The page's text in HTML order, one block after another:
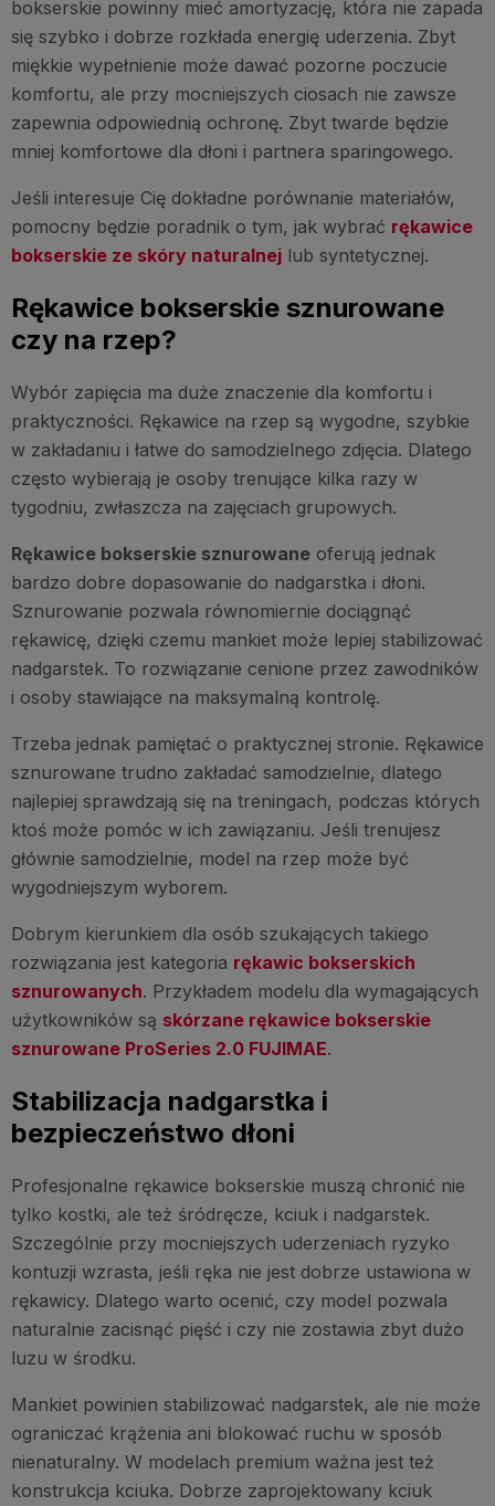
bokserskie powinny mieć amortyzację, która nie zapada
się szybko i dobrze rozkłada energię uderzenia. Zbyt
miękkie wypełnienie może dawać pozorne poczucie
komfortu, ale przy mocniejszych ciosach nie zawsze
zapewnia odpowiednią ochronę. Zbyt twarde będzie
mniej komfortowe dla dłoni i partnera sparingowego.
Jeśli interesuje Cię dokładne porównanie materiałów,
pomocny będzie poradnik o tym, jak wybrać rękawice
bokserskie ze skóry naturalnej lub syntetycznej.
Rękawice bokserskie sznurowane
czy na rzep?
Wybór zapięcia ma duże znaczenie dla komfortu i
praktyczności. Rękawice na rzep są wygodne, szybkie
w zakładaniu i łatwe do samodzielnego zdjęcia. Dlatego
często wybierają je osoby trenujące kilka razy w
tygodniu, zwłaszcza na zajęciach grupowych.
Rękawice bokserskie sznurowane oferują jednak
bardzo dobre dopasowanie do nadgarstka i dłoni.
Sznurowanie pozwala równomiernie dociągnąć
rękawicę, dzięki czemu mankiet może lepiej stabilizować
nadgarstek. To rozwiązanie cenione przez zawodników
i osoby stawiające na maksymalną kontrolę.
Trzeba jednak pamiętać o praktycznej stronie. Rękawice
sznurowane trudno zakładać samodzielnie, dlatego
najlepiej sprawdzają się na treningach, podczas których
ktoś może pomóc w ich zawiązaniu. Jeśli trenujesz
głównie samodzielnie, model na rzep może być
wygodniejszym wyborem.
Dobrym kierunkiem dla osób szukających takiego
rozwiązania jest kategoria rękawic bokserskich
sznurowanych. Przykładem modelu dla wymagających
użytkowników są skórzane rękawice bokserskie
sznurowane ProSeries 2.0 FUJIMAE.
Stabilizacja nadgarstka i
bezpieczeństwo dłoni
Profesjonalne rękawice bokserskie muszą chronić nie
tylko kostki, ale też śródręcze, kciuk i nadgarstek.
Szczególnie przy mocniejszych uderzeniach ryzyko
kontuzji wzrasta, jeśli ręka nie jest dobrze ustawiona w
rękawicy. Dlatego warto ocenić, czy model pozwala
naturalnie zacisnąć pięść i czy nie zostawia zbyt dużo
luzu w środku.
Mankiet powinien stabilizować nadgarstek, ale nie może
ograniczać krążenia ani blokować ruchu w sposób
nienaturalny. W modelach premium ważna jest też
konstrukcja kciuka. Dobrze zaprojektowany kciuk